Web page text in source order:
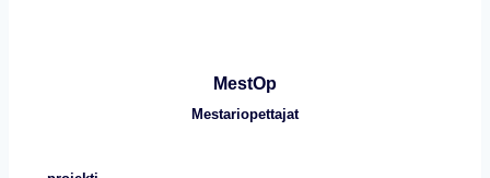
MestOp
Mestariopettajat